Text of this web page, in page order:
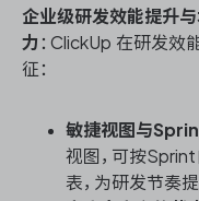
企业级研发效能提升
力 ：ClickUp 在研发效
征：
敏捷视图与
视图，可按
表，为研发节奏